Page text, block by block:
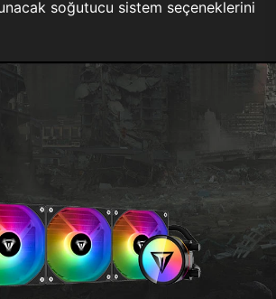
soğutucu sistem seçeneklerini